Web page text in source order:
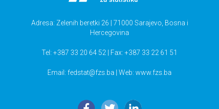
Adresa: Zelenih beretki 26 | 71000 Sarajevo, Bosna i
Hercegovina
Tel: +387 33 20 64 52 | Fax: +387 33 22 61 51
Email: fedstat@fzs.ba | Web: www.fzs.ba